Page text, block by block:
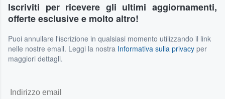
questi casi.
dovessero cambiare, potresti avere la possibilità di
rimettere in vendita i tuoi biglietti sul nostro stesso
dipendere da vari fattori, come il tempo rimanente
all'evento. Per maggiori dettagli, consulta le nostre
Condizioni di Servizio.
Iscriviti per ricevere gli ultimi aggiornamenti,
offerte esclusive e molto altro!
Puoi annullare l'iscrizione in qualsiasi momento utilizzando il link
nelle nostre email. Leggi la nostra Informativa sulla privacy per
maggiori dettagli.